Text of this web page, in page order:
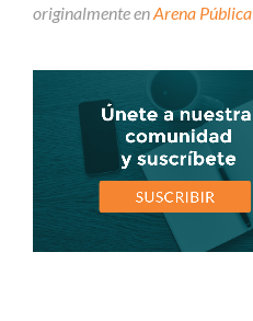
originalmente enArena Pública